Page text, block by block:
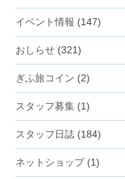
イベント情報 (147)
おしらせ (321)
ぎふ旅コイン (2)
スタッフ募集 (1)
スタッフ日誌 (184)
ネットショップ (1)